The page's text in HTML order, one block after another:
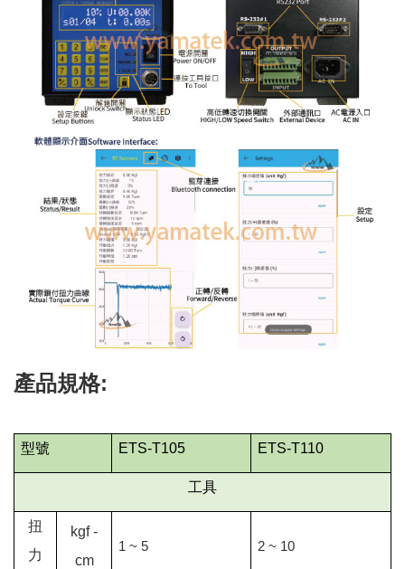
產品規格:
型號 ETS-T105 ETS-T110
工具
扭
力
kgf -
cm
1 ~ 5 2 ~ 10